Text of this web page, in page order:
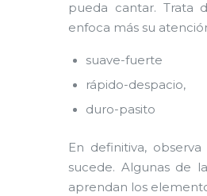
pueda cantar. Trata
enfoca más su
suave-fuerte
rápido-despacio,
duro-pasito
En definitiva,
sucede. Algunas de
aprendan los